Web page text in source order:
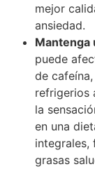
mejor
ansiedad.
Mantenga
puede
de
refrigerios
la
en una
integrales,
grasas